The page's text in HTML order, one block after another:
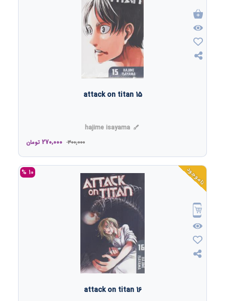
attack on titan 15
hajime isayama
300,000
270,000 تومان
ناموجود 10 %
attack on titan 16